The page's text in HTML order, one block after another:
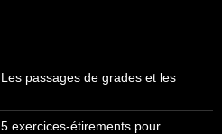
Les passages de grades et les
5 exercices-étirements pour